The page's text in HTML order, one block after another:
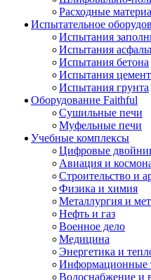
Расходные
Испытательное
Испытания
Испытания
Испытания бетона
Испытания
Испытания грунта
Оборудование Faithful
Сушильные печи
Муфельные печи
Учебные комплексы
Цифровые
Авиация и
Строительство и
Физика и химия
Металлургия и
Нефть и газ
Военное дело
Медицина
Энергетика и
Информационные
Водоснабжение и